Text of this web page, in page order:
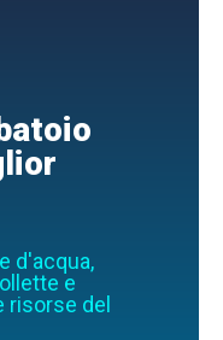
d'acqua,
e
risorse del